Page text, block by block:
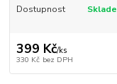
Dostupnost
399 Kč/ks
330 Kč bez DPH